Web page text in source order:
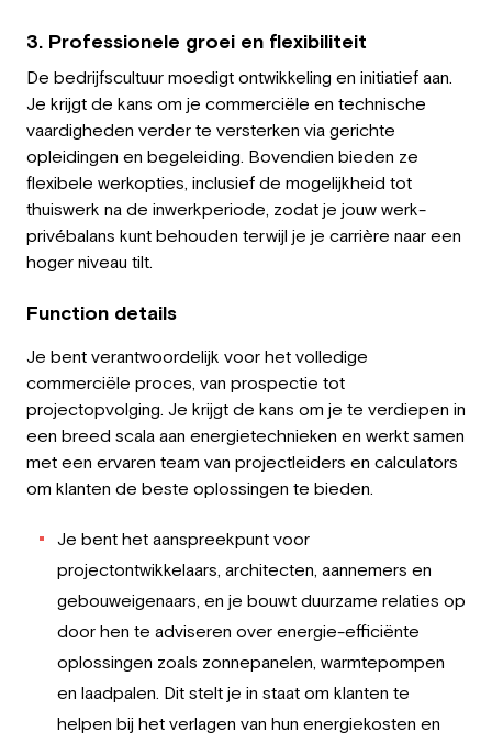
3. Professionele groei en flexibiliteit
De bedrijfscultuur moedigt ontwikkeling en initiatief aan.
Je krijgt de kans om je commerciële en technische
vaardigheden verder te versterken via gerichte
opleidingen en begeleiding. Bovendien bieden ze
flexibele werkopties, inclusief de mogelijkheid tot
thuiswerk na de inwerkperiode, zodat je jouw werk-
privébalans kunt behouden terwijl je je carrière naar een
hoger niveau tilt.
Function details
Je bent verantwoordelijk voor het volledige
commerciële proces, van prospectie tot
projectopvolging. Je krijgt de kans om je te verdiepen in
een breed scala aan energietechnieken en werkt samen
met een ervaren team van projectleiders en calculators
om klanten de beste oplossingen te bieden.
Je bent het aanspreekpunt voor
projectontwikkelaars, architecten, aannemers en
gebouweigenaars, en je bouwt duurzame relaties op
door hen te adviseren over energie-efficiënte
oplossingen zoals zonnepanelen, warmtepompen
en laadpalen. Dit stelt je in staat om klanten te
helpen bij het verlagen van hun energiekosten en